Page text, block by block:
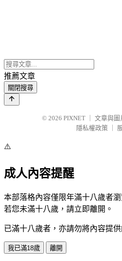
推薦文章
關閉搜尋
© 2026 PIXNET
文章與圖
隱私權政策
⚠️
成人內容提醒
本部落格內容僅限年滿十八歲者瀏
若您未滿十八歲，請立即離開。
已滿十八歲者，亦請勿將內容提
我已滿18歲 離開